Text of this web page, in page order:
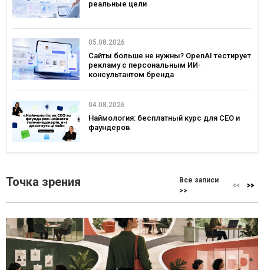
реальные цели
05.08.2026
Сайты больше не нужны? OpenAI тестирует
рекламу с персональным ИИ-
консультантом бренда
04.08.2026
Наймология: бесплатный курс для CEO и
фаундеров
Точка зрения
Все записи
>>